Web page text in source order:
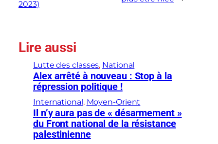
2023)
Lire aussi
Lutte des classes, National
Alex arrêté à nouveau : Stop à la
répression politique !
International, Moyen-Orient
Il n’y aura pas de « désarmement »
du Front national de la résistance
palestinienne